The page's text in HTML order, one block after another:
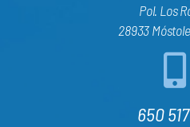
Pol. Los
28933
650